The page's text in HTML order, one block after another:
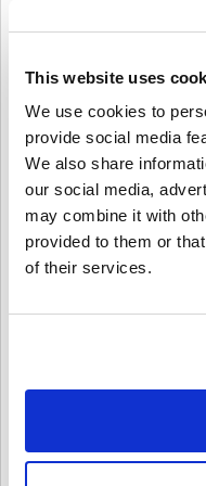
This website uses
We use cookies to
provide social media
We also share
our social media,
may combine it with
provided to them or
of their services.
controles, auriculares y
Perfecta para regalar
¿Quieres sorprender a un
Simplemente elige el
mensaje, y envía la Tarjeta
cumpleaños, días festivos
2. Ve a la Tienda de
caracteres
¡Compra hoy tu